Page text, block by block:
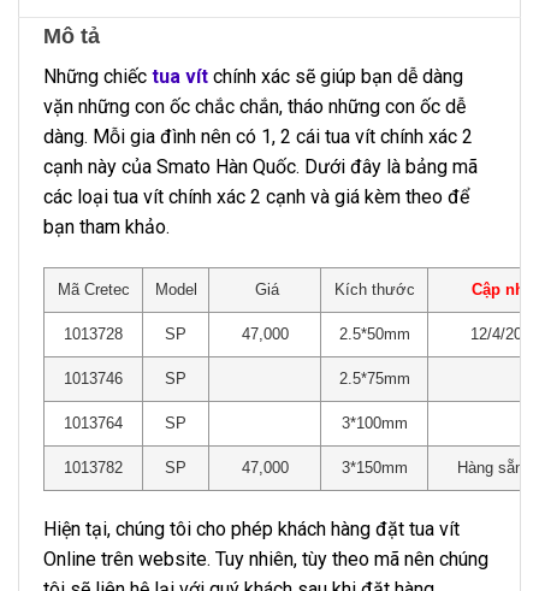
Mô tả
Những chiếc tua vít chính xác sẽ giúp bạn dễ dàng
vặn những con ốc chắc chắn, tháo những con ốc dễ
dàng. Mỗi gia đình nên có 1, 2 cái tua vít chính xác 2
cạnh này của Smato Hàn Quốc. Dưới đây là bảng mã
các loại tua vít chính xác 2 cạnh và giá kèm theo để
bạn tham khảo.
Mã Cretec Model Giá Kích thước Cập nhật
1013728 SP 47,000 2.5*50mm 12/4/2025
1013746 SP 2.5*75mm
1013764 SP 3*100mm
1013782 SP 47,000 3*150mm Hàng sẵn
Hiện tại, chúng tôi cho phép khách hàng đặt tua vít
Online trên website. Tuy nhiên, tùy theo mã nên chúng